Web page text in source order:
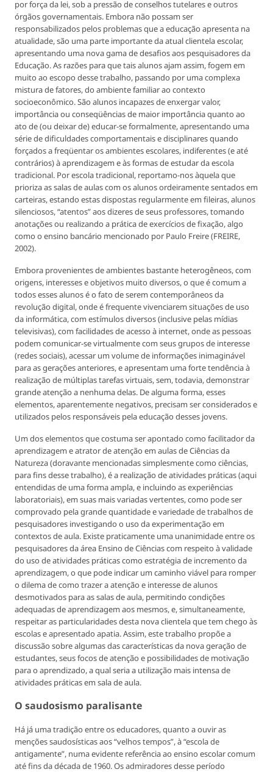
por força da lei, sob a pressão de conselhos tutelares e outros
órgãos governamentais. Embora não possam ser
responsabilizados pelos problemas que a educação apresenta na
atualidade, são uma parte importante da atual clientela escolar,
apresentando uma nova gama de desafios aos pesquisadores da
Educação. As razões para que tais alunos ajam assim, fogem em
muito ao escopo desse trabalho, passando por uma complexa
mistura de fatores, do ambiente familiar ao contexto
socioeconômico. São alunos incapazes de enxergar valor,
importância ou conseqüências de maior importância quanto ao
ato de (ou deixar de) educar-se formalmente, apresentando uma
série de dificuldades comportamentais e disciplinares quando
forçados a freqüentar os ambientes escolares, indiferentes (e até
contrários) à aprendizagem e às formas de estudar da escola
tradicional. Por escola tradicional, reportamo-nos àquela que
prioriza as salas de aulas com os alunos ordeiramente sentados em
carteiras, estando estas dispostas regularmente em fileiras, alunos
silenciosos, “atentos” aos dizeres de seus professores, tomando
anotações ou realizando a prática de exercícios de fixação, algo
como o ensino bancário mencionado por Paulo Freire (FREIRE,
2002).
Embora provenientes de ambientes bastante heterogêneos, com
origens, interesses e objetivos muito diversos, o que é comum a
todos esses alunos é o fato de serem contemporâneos da
revolução digital, onde é frequente vivenciarem situações de uso
da informática, com estímulos diversos (inclusive pelas mídias
televisivas), com facilidades de acesso à internet, onde as pessoas
podem comunicar-se virtualmente com seus grupos de interesse
(redes sociais), acessar um volume de informações inimaginável
para as gerações anteriores, e apresentam uma forte tendência à
realização de múltiplas tarefas virtuais, sem, todavia, demonstrar
grande atenção a nenhuma delas. De alguma forma, esses
elementos, aparentemente negativos, precisam ser considerados e
utilizados pelos responsáveis pela educação desses jovens.
Um dos elementos que costuma ser apontado como facilitador da
aprendizagem e atrator de atenção em aulas de Ciências da
Natureza (doravante mencionadas simplesmente como ciências,
para fins desse trabalho), é a realização de atividades práticas (aqui
entendidas de uma forma ampla, e incluindo as experiências
laboratoriais), em suas mais variadas vertentes, como pode ser
comprovado pela grande quantidade e variedade de trabalhos de
pesquisadores investigando o uso da experimentação em
contextos de aula. Existe praticamente uma unanimidade entre os
pesquisadores da área Ensino de Ciências com respeito à validade
do uso de atividades práticas como estratégia de incremento da
aprendizagem, o que pode indicar um caminho viável para romper
o dilema de como trazer a atenção e interesse de alunos
desmotivados para as salas de aula, permitindo condições
adequadas de aprendizagem aos mesmos, e, simultaneamente,
respeitar as particularidades desta nova clientela que tem chego às
escolas e apresentado apatia. Assim, este trabalho propõe a
discussão sobre algumas das características da nova geração de
estudantes, seus focos de atenção e possibilidades de motivação
para o aprendizado, a qual seria a utilização mais intensa de
atividades práticas em sala de aula.
O saudosismo paralisante
Há já uma tradição entre os educadores, quanto a ouvir as
menções saudosísticas aos “velhos tempos”, à “escola de
antigamente”, numa evidente referência ao ensino escolar comum
até fins da década de 1960. Os admiradores desse período